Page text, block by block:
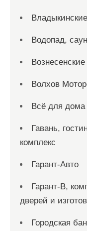
Водопад,
Волхов
Всё для дома
Гавань,
комплекс
Гарант-Авто
Гарант-В,
дверей и
Городская